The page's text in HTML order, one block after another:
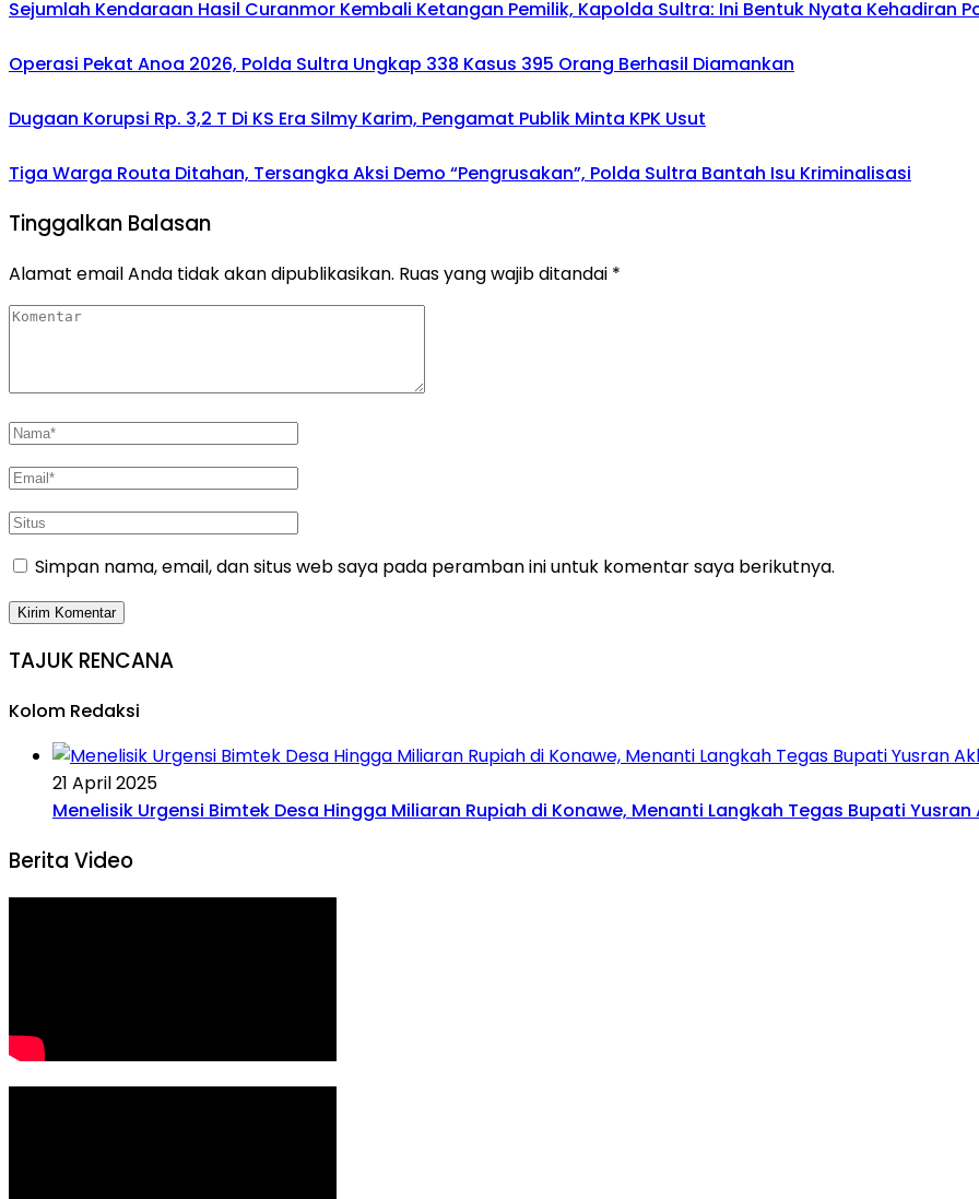
Sejumlah Kendaraan Hasil Curanmor Kembali Ketangan Pemilik, Kapolda Sultra: Ini Bentuk Nyata Kehadiran
Operasi Pekat Anoa 2026, Polda Sultra Ungkap 338 Kasus 395 Orang Berhasil Diamankan
Dugaan Korupsi Rp. 3,2 T Di KS Era Silmy Karim, Pengamat Publik Minta KPK Usut
Tiga Warga Routa Ditahan, Tersangka Aksi Demo “Pengrusakan”, Polda Sultra Bantah Isu Kriminalisasi
Tinggalkan Balasan
Alamat email Anda tidak akan dipublikasikan. Ruas yang wajib ditandai *
Simpan nama, email, dan situs web saya pada peramban ini untuk komentar saya berikutnya.
TAJUK RENCANA
Kolom Redaksi
21 April 2025
Menelisik Urgensi Bimtek Desa Hingga Miliaran Rupiah di Konawe, Menanti Langkah Tegas Bupati Yusran
Berita Video